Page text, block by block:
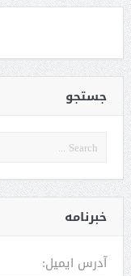
جستجو
خبرنامه
آدرس ایمیل: